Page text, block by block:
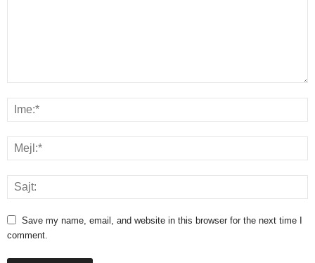
Save my name, email, and website in this browser for the next time I
comment.